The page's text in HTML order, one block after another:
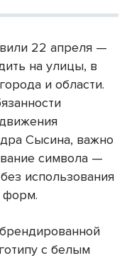
22 апреля —
на улицы, в
и области.
Сысина, важно
символа —
использования
форм.
с белым